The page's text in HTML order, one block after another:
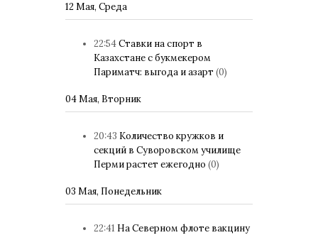
12 Мая, Среда
22:54Ставки на спорт в
Казахстане с букмекером
Париматч: выгода и азарт (0)
04 Мая, Вторник
20:43 Количество кружков и
секций в Суворовском училище
Перми растет ежегодно (0)
03 Мая, Понедельник
22:41 На Северном флоте вакцину